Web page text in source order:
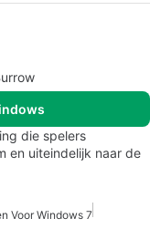
die spelers
en uiteindelijk naar de
Voor Windows 7